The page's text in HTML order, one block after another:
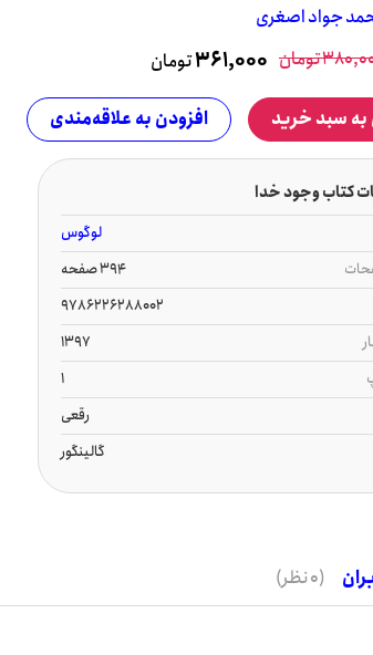
جواد اصغری
تومان 361,000تومان
به سبد خرید افزودن به علاقه‌مندی
کتاب وجود خدا
لوگوس
394 صفحه
9786226288002
1397
1
رقعی
گالینگور
(0 نظر)